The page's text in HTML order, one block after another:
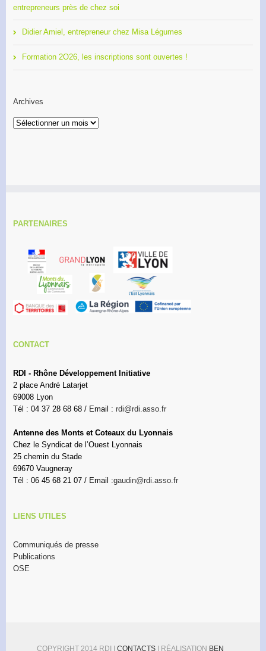
entrepreneurs près de chez soi
Didier Amiel, entrepreneur chez Misa Légumes
Formation 2O26, les inscriptions sont ouvertes !
Archives
Archives
PARTENAIRES
CONTACT
RDI - Rhône Développement Initiative
2 place André Latarjet
69008 Lyon
Tél : 04 37 28 68 68 / Email : rdi@rdi.asso.fr
Antenne des Monts et Coteaux du Lyonnais
Chez le Syndicat de l’Ouest Lyonnais
25 chemin du Stade
69670 Vaugneray
Tél : 06 45 68 21 07 / Email :gaudin@rdi.asso.fr
LIENS UTILES
Communiqués de presse
Publications
OSE
COPYRIGHT 2014 RDI | CONTACTS | RÉALISATION BEN